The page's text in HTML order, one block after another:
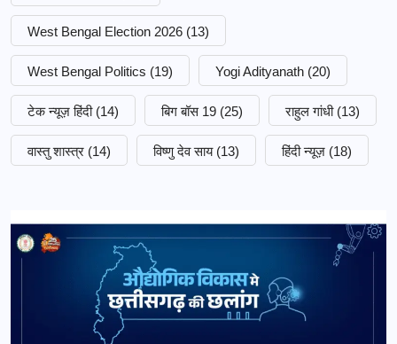
West Bengal Election 2026 (13)
West Bengal Politics (19) Yogi Adityanath (20)
टेक न्यूज़ हिंदी (14) बिग बॉस 19 (25) राहुल गांधी (13)
वास्तु शास्त्र (14) विष्णु देव साय (13) हिंदी न्यूज़ (18)